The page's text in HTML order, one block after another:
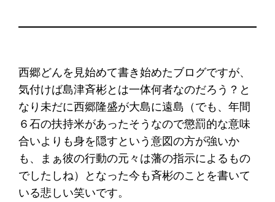
西郷どんを見始めて書き始めたブログですが、
気付けば島津斉彬とは一体何者なのだろう？と
なり未だに西郷隆盛が大島に遠島（でも、年間
６石の扶持米があったそうなので懲罰的な意味
合いよりも身を隠すという意図の方が強いか
も、まぁ彼の行動の元々は藩の指示によるもの
でしたしね）となった今も斉彬のことを書いて
いる悲しい笑いです。